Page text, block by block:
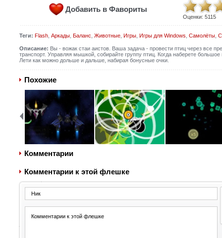
Добавить в Фавориты
Оценки: 5115
Теги: Flash, Аркады, Баланс Животные, Игры, Игры для Windows Самолёты,
Описание: Вы - вожак стаи аистов. Ваша задача - провести птиц через все
транспорт. Управляя мышкой, собирайте группу птиц. Когда наберете
Лети как можно дольше и дальше, набирая бонусные очки.
Похожие
Комментарии
Комментарии к этой флешке